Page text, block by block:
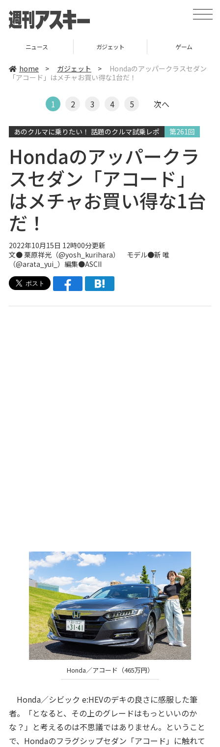
t
o
v
ニュース ガジェット ゲーム
home > ガジェット >
Hondaのアッパークラスセダン
「アコード」はメチャお買い得な1台だ！
1 2 3 4 5 次へ
あのクルマに乗りたい！ 話題のクルマ試乗レポ 第261回
Hondaのアッパークラ
スセダン「アコード」
はメチャお買い得な1台
だ！
2022年10月15日 12時00分更新
文● 栗原祥光（@yosh_kurihara） モデル●新 唯
（@arata_yui_ ）編集●ASCII
Honda／アコード（465万円）
Honda／シビック e:HEVのデキの良さに感服した筆
者。「となると、その上のグレードはもっといいのか
な？」と考えるのは不思議ではありません。ということ
で、Hondaのフラグシップセダン「アコード」に触れて